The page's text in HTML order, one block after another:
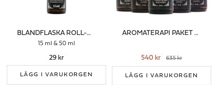
BLANDFLASKA ROLL-ON
15 ml & 50 ml
29 kr
LÄGG I VARUKORGEN
AROMATERAPI PAKET - OLJOR
540 kr 635 kr
LÄGG I VARUKORGEN